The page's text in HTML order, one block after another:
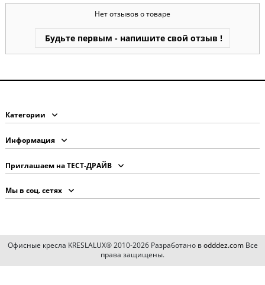
Нет отзывов о товаре
Будьте первым - напишите свой отзыв !
Категории
Информация
Приглашаем на ТЕСТ-ДРАЙВ
Мы в соц. сетях
Офисные кресла KRESLALUX® 2010-2026 Разработано вodddez.comВсе
права защищены.